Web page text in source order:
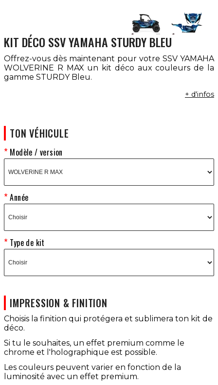
KIT DÉCO SSV YAMAHA STURDY BLEU
Offrez-vous dès maintenant pour votre SSV YAMAHA
WOLVERINE R MAX un kit déco aux couleurs de la
gamme STURDY Bleu.
+ d'infos
TON VÉHICULE
Modèle / version
Année
Type de kit
IMPRESSION & FINITION
Choisis la finition qui protégera et sublimera ton kit de
déco.
Si tu le souhaites, un effet premium comme le
chrome et l'holographique est possible.
Les couleurs peuvent varier en fonction de la
luminosité avec un effet premium.